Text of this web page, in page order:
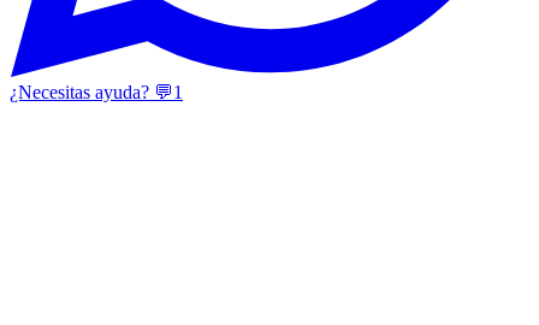
¿Necesitas ayuda? 💬1